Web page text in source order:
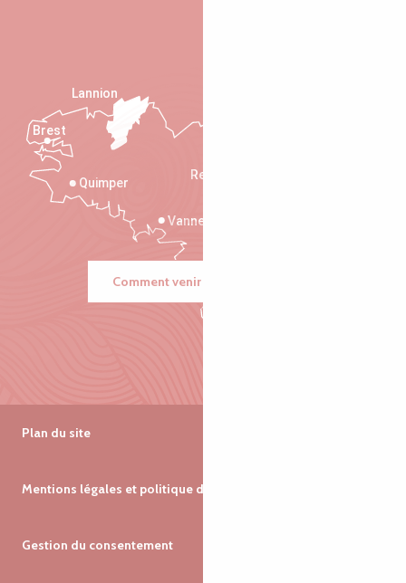
Rennes
Vannes
Quimper
Lannion
Brest
Comment venir ?
Plan du site
Mentions légales et politique de confidentialité
Gestion du consentement